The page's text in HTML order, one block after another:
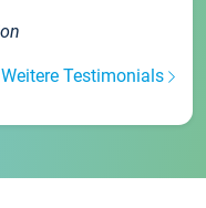
Weitere Testimonials